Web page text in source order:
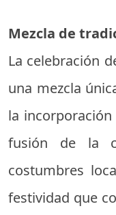
Mezcla de
La celebración
una mezcla
la
fusión de la
costumbres
festividad que